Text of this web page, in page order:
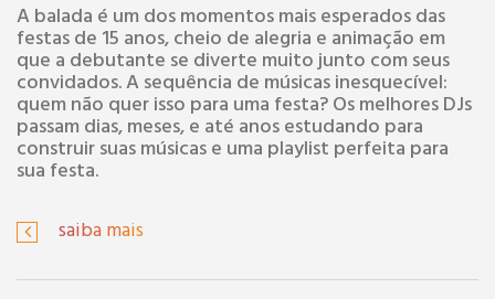
A balada é um dos momentos mais esperados das
festas de 15 anos, cheio de alegria e animação em
que a debutante se diverte muito junto com seus
convidados. A sequência de músicas inesquecível:
quem não quer isso para uma festa? Os melhores DJs
passam dias, meses, e até anos estudando para
construir suas músicas e uma playlist perfeita para
sua festa.
saiba mais